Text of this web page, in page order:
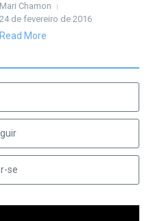
Mari Chamon
24 de fevereiro de 2016
Read More
se